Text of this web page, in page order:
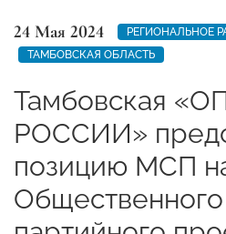
24 Мая 2024
РЕГИОНАЛЬНОЕ
ТАМБОВСКАЯ ОБЛАСТЬ
Тамбовская
РОССИИ»
позицию МСП
Общественного